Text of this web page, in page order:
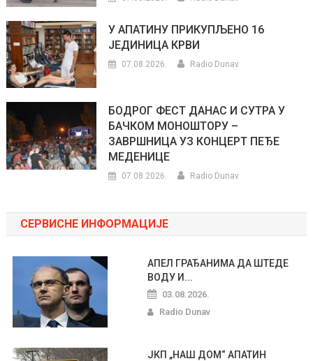
У АПАТИНУ ПРИКУПЉЕНО 16
ЈЕДИНИЦА КРВИ
07.08.2026. Radio Dunav
БОДРОГ ФЕСТ ДАНАС И СУТРА У
БАЧКОМ МОНОШТОРУ –
ЗАВРШНИЦА УЗ КОНЦЕРТ ПЕЂЕ
МЕДЕНИЦЕ
07.08.2026. Radio Dunav
СЕРВИСНЕ ИНФОРМАЦИЈЕ
АПЕЛ ГРАЂАНИМА ДА ШТЕДЕ
ВОДУ И...
03.08.2026.
Radio Dunav
ЈКП „НАШ ДОМ“ АПАТИН